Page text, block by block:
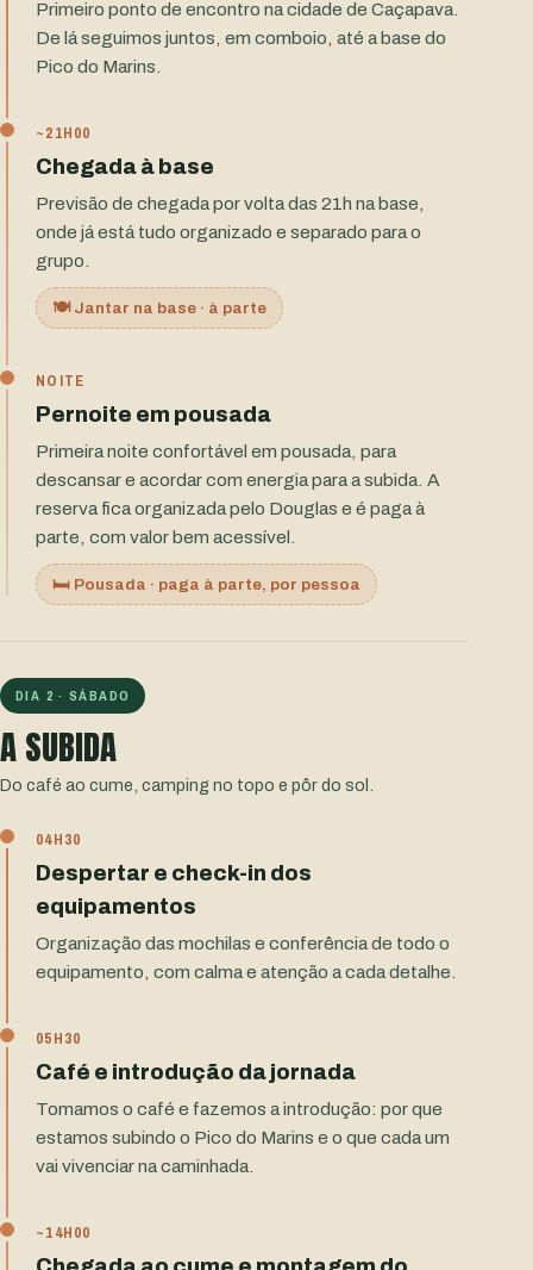
Primeiro ponto de encontro na cidade de Caçapava.
De lá seguimos juntos, em comboio, até a base do
Pico do Marins.
~21H00
Chegada à base
Previsão de chegada por volta das 21h na base,
onde já está tudo organizado e separado para o
grupo.
🍽️ Jantar na base · à parte
NOITE
Pernoite em pousada
Primeira noite confortável em pousada, para
descansar e acordar com energia para a subida. A
reserva fica organizada pelo Douglas e é paga à
parte, com valor bem acessível.
🛏️ Pousada · paga à parte, por pessoa
DIA 2 · SÁBADO
A SUBIDA
Do café ao cume, camping no topo e pôr do sol.
04H30
Despertar e check-in dos
equipamentos
Organização das mochilas e conferência de todo o
equipamento, com calma e atenção a cada detalhe.
05H30
Café e introdução da jornada
Tomamos o café e fazemos a introdução: por que
estamos subindo o Pico do Marins e o que cada um
vai vivenciar na caminhada.
~14H00